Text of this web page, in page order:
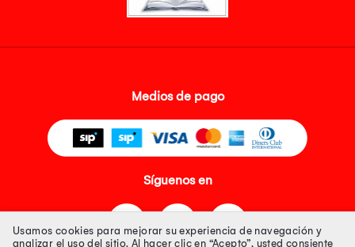
Medios de pago
Síguenos en
Usamos cookies para mejorar su experiencia de navegación y
analizar el uso del sitio. Al hacer clic en “Acepto”, usted consiente